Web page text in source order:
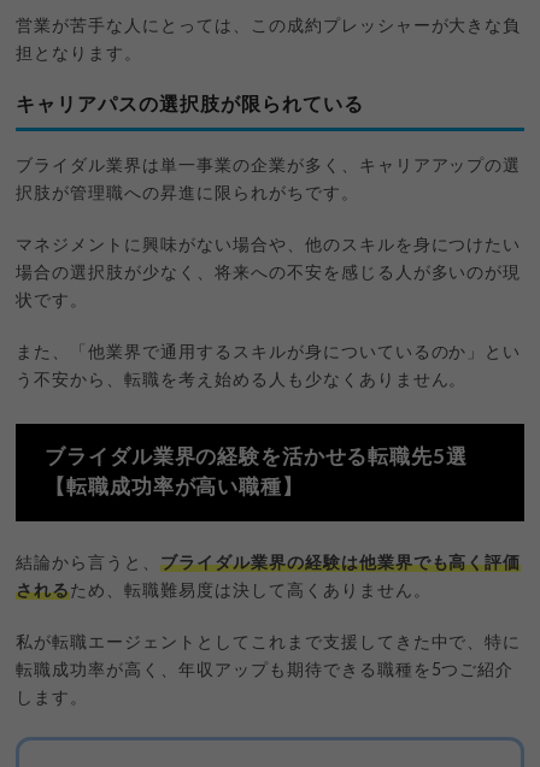
営業が苦手な人にとっては、この成約プレッシャーが大きな負
担となります。
キャリアパスの選択肢が限られている
ブライダル業界は単一事業の企業が多く、キャリアアップの選
択肢が管理職への昇進に限られがちです。
マネジメントに興味がない場合や、他のスキルを身につけたい
場合の選択肢が少なく、将来への不安を感じる人が多いのが現
状です。
また、「他業界で通用するスキルが身についているのか」とい
う不安から、転職を考え始める人も少なくありません。
ブライダル業界の経験を活かせる転職先5選
【転職成功率が高い職種】
結論から言うと、ブライダル業界の経験は他業界でも高く評価
されるため、転職難易度は決して高くありません。
私が転職エージェントとしてこれまで支援してきた中で、特に
転職成功率が高く、年収アップも期待できる職種を5つご紹介
します。